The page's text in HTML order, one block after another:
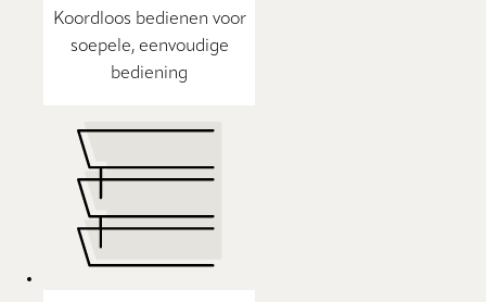
Koordloos bedienen voor
soepele, eenvoudige
bediening